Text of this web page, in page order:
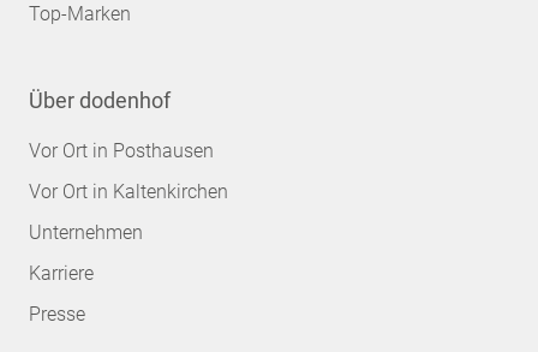
Top-Marken
Über dodenhof
Vor Ort in Posthausen
Vor Ort in Kaltenkirchen
Unternehmen
Karriere
Presse